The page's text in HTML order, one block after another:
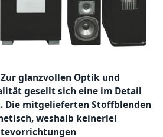
glanzvollen Optik und
gesellt sich eine im Detail
Die mitgelieferten Stoffblenden
weshalb keinerlei